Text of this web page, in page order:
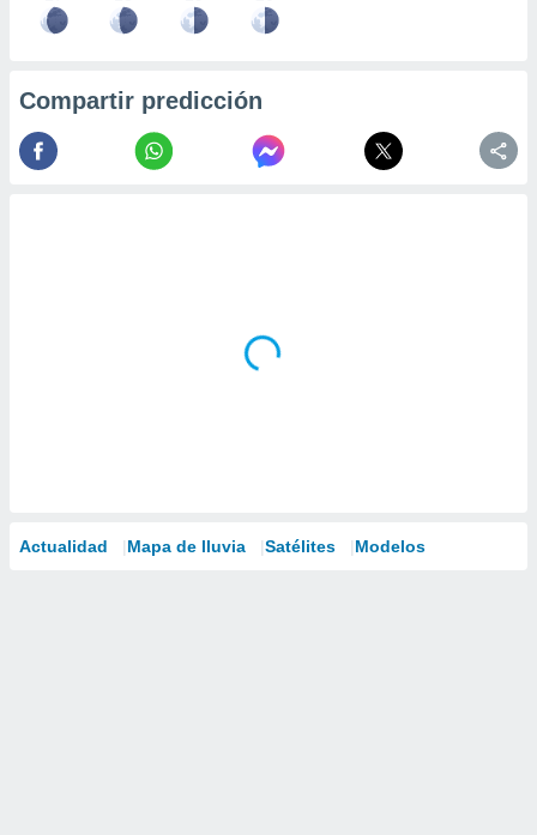
Compartir predicción
Actualidad Mapa de lluvia Satélites Modelos